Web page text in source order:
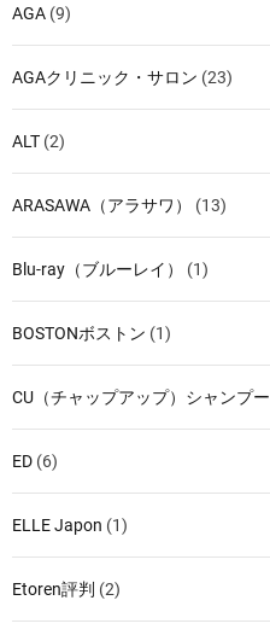
AGA (9)
AGAクリニック・サロン (23)
ALT (2)
ARASAWA（アラサワ） (13)
Blu-ray（ブルーレイ） (1)
BOSTONボストン (1)
CU（チャップアップ）シャンプー
ED (6)
ELLE Japon (1)
Etoren評判 (2)